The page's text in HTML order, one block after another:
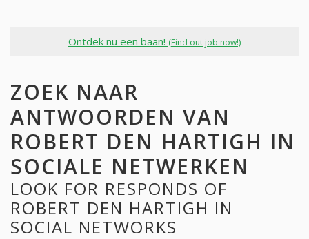
Ontdek nu een baan! (Find out job now!)
ZOEK NAAR
ANTWOORDEN VAN
ROBERT DEN HARTIGH IN
SOCIALE NETWERKEN
LOOK FOR RESPONDS OF
ROBERT DEN HARTIGH IN
SOCIAL NETWORKS